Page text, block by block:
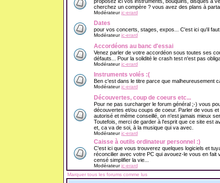
cherchez un compère ? vous avez des plans à
Modérateurjc-erard
Dates
pour vos concerts, stages, expos... C'est ici qu'il
Modérateurjc-erard
Accordéons au banc d'essai
Venez parler de votre accordéon sous toutes ses
défauts... Pour la solidité le crash test n'est pas
Modérateurjc-erard
Instruments volés :(
Ben c'est dans le titre parce que malheureusement
Modérateurjc-erard
Découvertes, coup de coeurs etc...
Pour ne pas surcharger le forum général ;-) vous
découvertes et/ou coups de coeur. Parler de vous
autorisé et même conseillé, on n'est jamais mieux
Toutefois, merci de garder à l'esprit que ce site est
et, ca va de soi, à la musique qui va avec.
Modérateurjc-erard
Caisse à outils ordinateur personnel :)
C'est ici que vous trouverez quelques logiciels et
réconcilier avec votre PC qui avouez-le vous en fait
censé simplifier la vie...
Modérateurjc-erard
Marquer tous les forums comme lus